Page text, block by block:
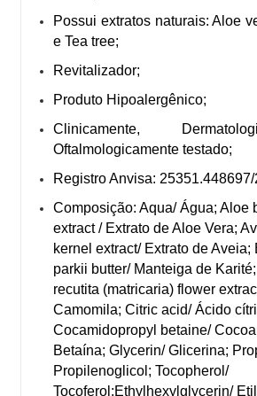
Possui extratos naturais: Aloe
e Tea tree;
Revitalizador;
Produto Hipoalergênico;
Clinicamente,
Oftalmologicamente testado;
Registro Anvisa:
Composição: Aqua/ Água; Aloe
extract / Extrato de Aloe Vera;
kernel extract/ Extrato de Aveia;
parkii butter/ Manteiga de
recutita (matricaria) flower
Camomila; Citric acid/ Ácido
Cocamidopropyl betaine/
Betaína; Glycerin/ Glicerina;
Propilenoglicol; Tocopherol/
Tocoferol;Ethylhexylglycerin/